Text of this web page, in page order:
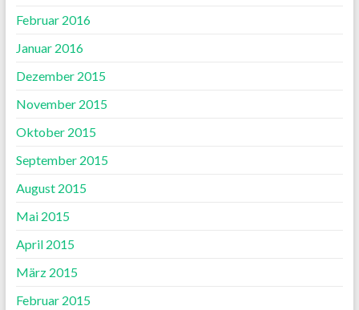
Februar 2016
Januar 2016
Dezember 2015
November 2015
Oktober 2015
September 2015
August 2015
Mai 2015
April 2015
März 2015
Februar 2015